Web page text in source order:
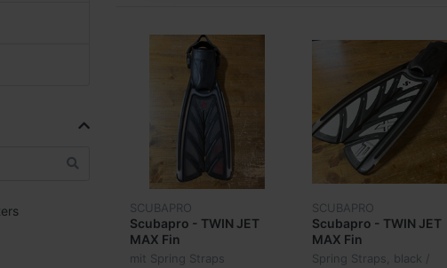
SCUBAPRO
Scubapro - TWIN JET
MAX Fin
mit Spring Straps
SCUBAPRO
Scubapro - TWIN JET
MAX Fin
Spring Straps, black /